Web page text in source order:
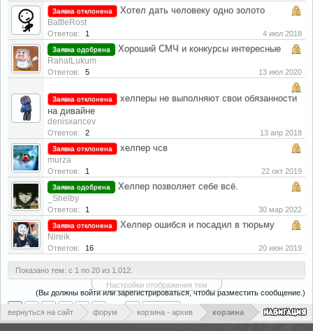
Заявка отклонена Хотел дать человеку одно золото
BattleRost
Ответов: 1 4 июл 2018
Заявка одобрена Хороший СМЧ и конкурсы интересные
RahatLukum
Ответов: 5 13 июл 2020
Заявка отклонена
хелперы не выполняют свои обязанности
на дивайне
denisxancev
Ответов: 2 13 апр 2018
Заявка отклонена хелпер чсв
murza
Ответов: 1 22 окт 2019
Заявка одобрена Хелпер позволяет себе всё.
_Shelby
Ответов: 1 30 мар 2022
Заявка отклонена Хелпер ошибся и посадил в тюрьму
Nireik
Ответов: 16 20 июн 2019
Показано тем: с 1 по 20 из 1.012.
Настройки отображения тем
(Вы должны войти или зарегистрироваться, чтобы разместить сообщение.)
4 5 51
вернуться на сайт форум корзина - архив корзина